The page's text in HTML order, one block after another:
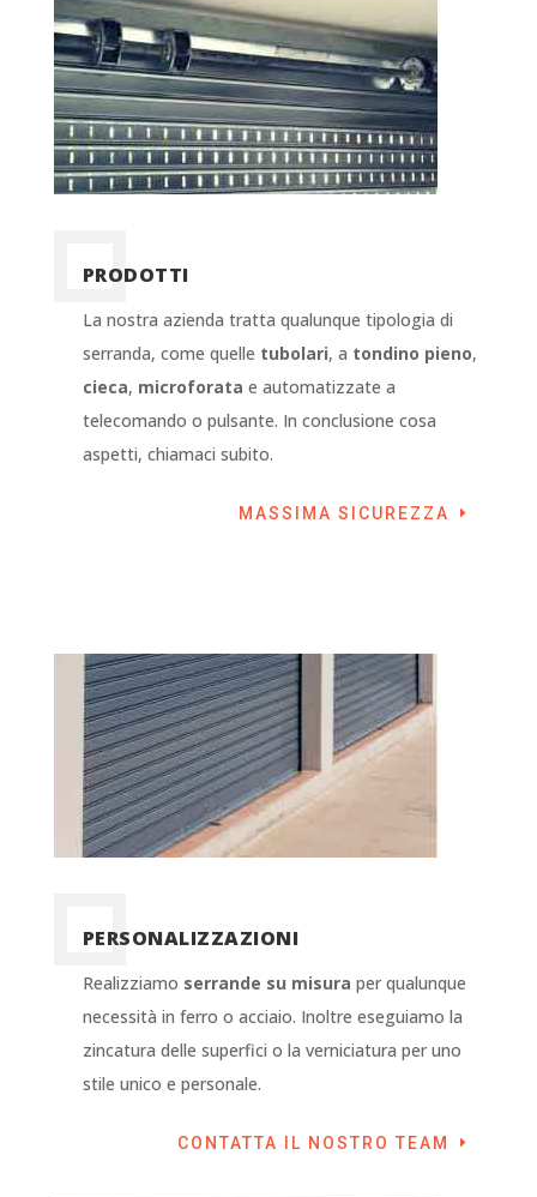
PRODOTTI
La nostra azienda tratta qualunque tipologia di
serranda, come quelle tubolari, a tondino pieno,
cieca, microforata e automatizzate a
telecomando o pulsante. In conclusione cosa
aspetti, chiamaci subito.
MASSIMA SICUREZZA
PERSONALIZZAZIONI
Realizziamo serrande su misura per qualunque
necessità in ferro o acciaio. Inoltre eseguiamo la
zincatura delle superfici o la verniciatura per uno
stile unico e personale.
CONTATTA IL NOSTRO TEAM